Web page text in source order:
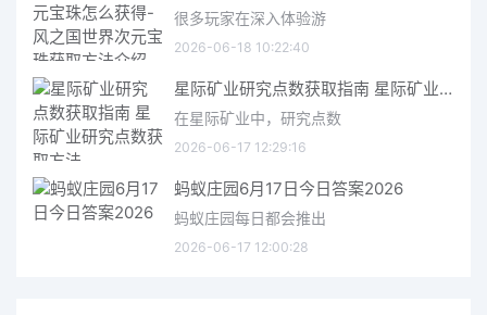
很多玩家在深入体验游
2026-06-18 10:22:40
星际矿业研究点数获取指南 星际矿业研究点数获取方法
在星际矿业中，研究点数
2026-06-17 12:29:16
蚂蚁庄园6月17日今日答案2026
蚂蚁庄园每日都会推出
2026-06-17 12:00:28